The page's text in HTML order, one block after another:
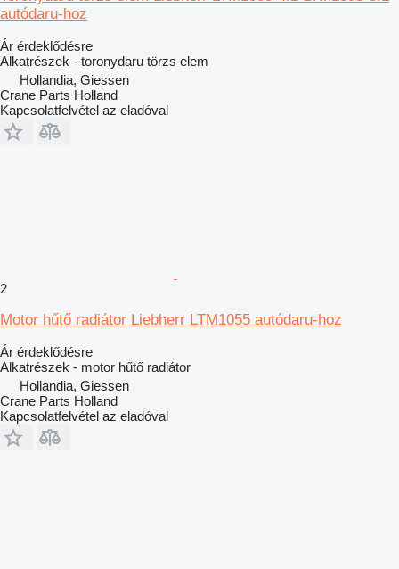
autódaru-hoz
Ár érdeklődésre
Alkatrészek - toronydaru törzs elem
Hollandia, Giessen
Crane Parts Holland
Kapcsolatfelvétel az eladóval
2
Motor hűtő radiátor Liebherr LTM1055 autódaru-hoz
Ár érdeklődésre
Alkatrészek - motor hűtő radiátor
Hollandia, Giessen
Crane Parts Holland
Kapcsolatfelvétel az eladóval